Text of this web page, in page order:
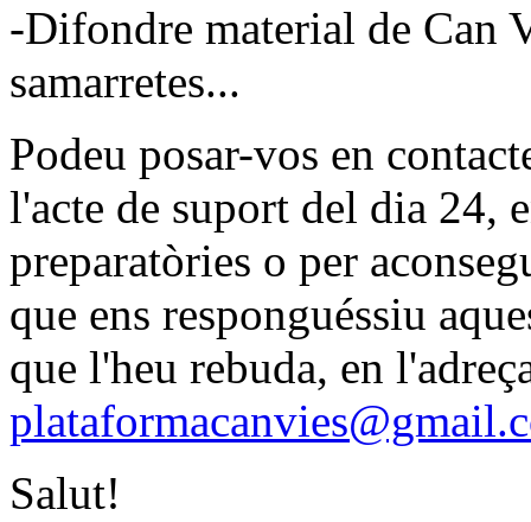
-Difondre material de Can
samarretes...
Podeu posar-vos en
l'acte de suport del dia 24,
preparatòries o per
que ens responguéssiu
que l'heu rebuda, en
Salut!